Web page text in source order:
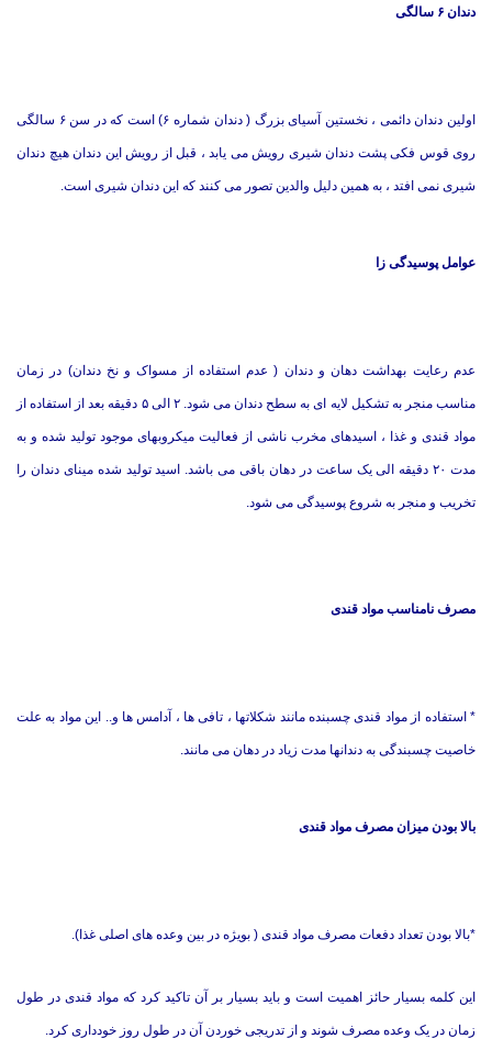
دندان ۶ سالگی
اولین دندان دائمی ، نخستین آسیای بزرگ ( دندان شماره ۶) است که در سن ۶ سالگی
روی قوس فکی پشت دندان شیری رویش می یابد ، قبل از رویش این دندان هیچ دندان
شیری نمی افتد ، به همین دلیل والدین تصور می کنند که این دندان شیری است.
عوامل پوسیدگی زا
عدم رعایت بهداشت دهان و دندان ( عدم استفاده از مسواک و نخ دندان) در زمان
مناسب منجر به تشکیل لایه ای به سطح دندان می شود. ۲ الی ۵ دقیقه بعد از استفاده از
مواد قندی و غذا ، اسیدهای مخرب ناشی از فعالیت میکروبهای موجود تولید شده و به
مدت ۲۰ دقیقه الی یک ساعت در دهان باقی می باشد. اسید تولید شده مینای دندان را
تخریب و منجر به شروع پوسیدگی می شود.
مصرف نامناسب مواد قندی
* استفاده از مواد قندی چسبنده مانند شکلاتها ، تافی ها ، آدامس ها و.. این مواد به علت
خاصیت چسبندگی به دندانها مدت زیاد در دهان می مانند.
بالا بودن میزان مصرف مواد قندی
*بالا بودن تعداد دفعات مصرف مواد قندی ( بویژه در بین وعده های اصلی غذا).
این کلمه بسیار حائز اهمیت است و باید بسیار بر آن تاکید کرد که مواد قندی در طول
زمان در یک وعده مصرف شوند و از تدریجی خوردن آن در طول روز خودداری کرد.